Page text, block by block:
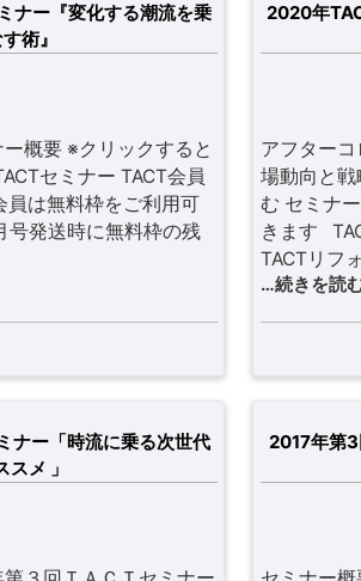
ナー『変化する潮流を乗
術』
概要 ※クリックすると
セミナー TACT会員
員は無料枠をご利用可
号発送時に無料枠の残
2020年
アフター
場動向と
む セミナ
きます
TACTリフ
…続きを読
ナー「時流に乗る次世代
スメ 」
2017年第3